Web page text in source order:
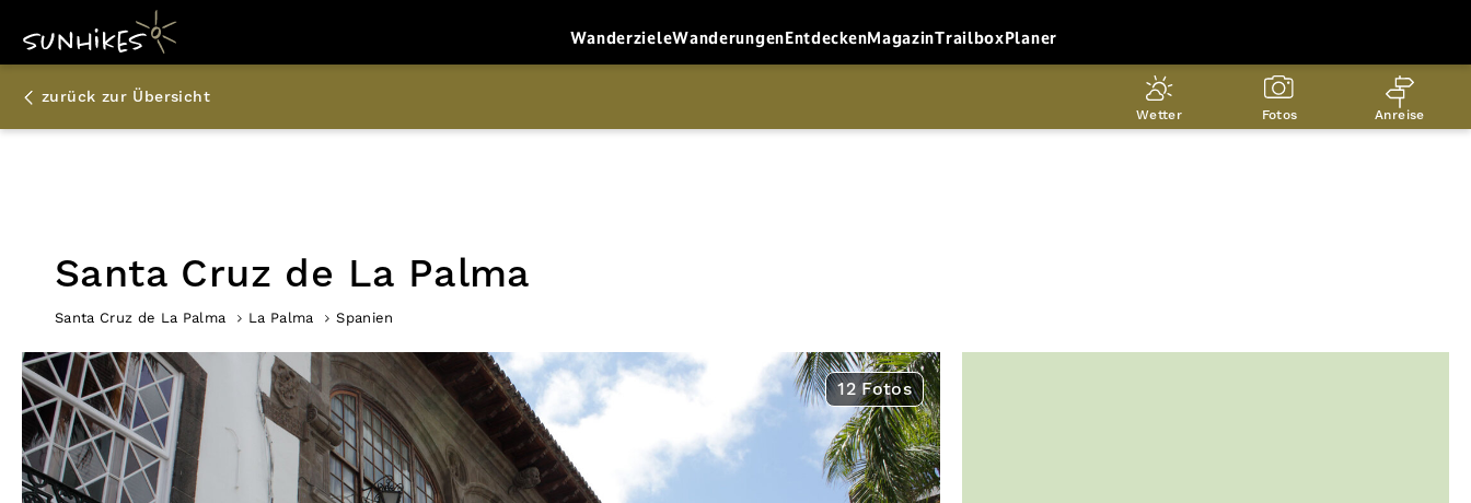
WanderzieleWanderungenEntdeckenMagazinTrailboxPlaner
zurück zur Übersicht
Wetter Fotos Anreise
Santa Cruz de La Palma
Santa Cruz de La Palma La Palma Spanien
12 Fotos